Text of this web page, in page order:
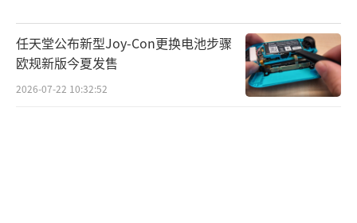
任天堂公布新型Joy-Con更换电池步骤
欧规新版今夏发售
2026-07-22 10:32:52